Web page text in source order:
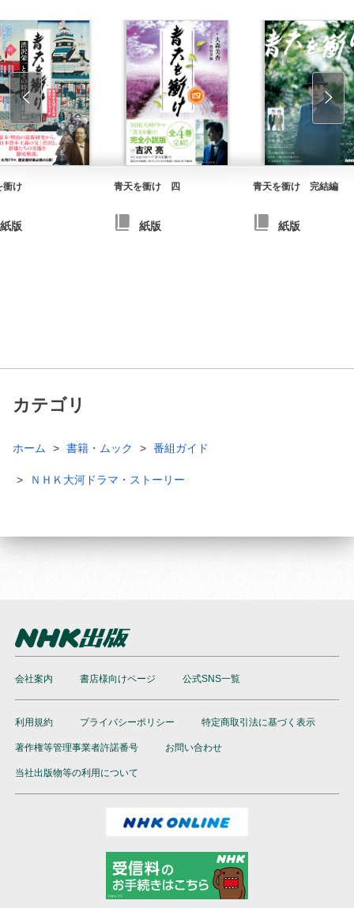
衝け
紙版
青天を衝け 四
紙版
青天を衝け 完結編
紙版
カテゴリ
ホーム 書籍・ムック 番組ガイド
ＮＨＫ大河ドラマ・ストーリー
会社案内 書店様向けページ 公式SNS一覧
利用規約 プライバシーポリシー 特定商取引法に基づく表示
著作権等管理事業者許諾番号 お問い合わせ
当社出版物等の利用について